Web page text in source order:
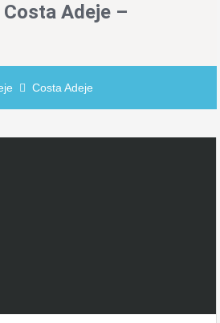
Adeje –
Costa Adeje